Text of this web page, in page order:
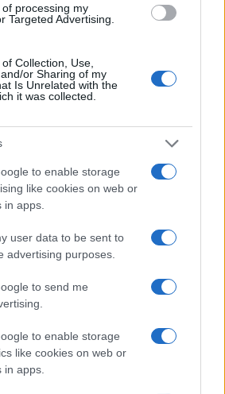
processing my
Targeted Advertising.
Collection, Use,
or Sharing of my
Is Unrelated with the
it was collected.
to enable storage
like cookies on web or
apps.
user data to be sent to
advertising purposes.
to send me
to enable storage
like cookies on web or
apps.